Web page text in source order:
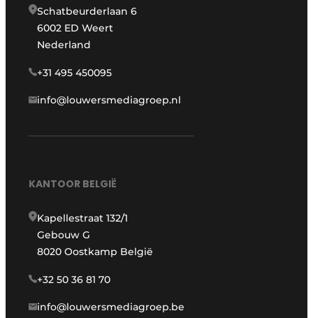
Schatbeurderlaan 6
6002 ED Weert
Nederland
+31 495 450095
info@louwersmediagroep.nl
KANTOOR BELGIË
Kapellestraat 132/1
Gebouw G
8020 Oostkamp België
+32 50 36 81 70
info@louwersmediagroep.be